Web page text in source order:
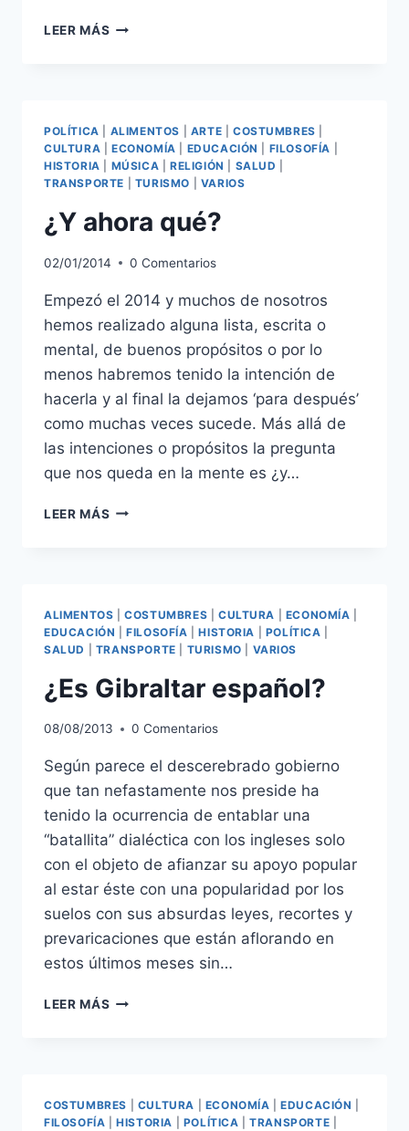
LEER MÁS DIME
QUE
TE
«HONRADEZ»
POLÍTICA ALIMENTOS ARTE COSTUMBRES
CULTURA
ECONOMÍA EDUCACIÓN FILOSOFÍA
HISTORIA
MÚSICA RELIGIÓN SALUD
TRANSPORTE
TURISMO VARIOS
¿Y ahora qué?
02/01/2014 0 Comentarios
Empezó el 2014 y muchos de nosotros
hemos realizado alguna lista, escrita o
mental, de buenos propósitos o por lo
menos habremos tenido la intención de
hacerla y al final la dejamos ‘para después’
como muchas veces sucede. Más allá de
las intenciones o propósitos la pregunta
que nos queda en la mente es ¿y…
LEER MÁS ¿Y
ALIMENTOS |COSTUMBRES CULTURA ECONOMÍA
EDUCACIÓN |FILOSOFÍA |HISTORIA POLÍTICA
SALUD
TRANSPORTE TURISMO VARIOS
¿Es Gibraltar español?
08/08/2013 0 Comentarios
Según parece el descerebrado gobierno
que tan nefastamente nos preside ha
tenido la ocurrencia de entablar una
“batallita” dialéctica con los ingleses solo
con el objeto de afianzar su apoyo popular
al estar éste con una popularidad por los
suelos con sus absurdas leyes, recortes y
prevaricaciones que están aflorando en
estos últimos meses sin…
LEER MÁS ¿ES
COSTUMBRES CULTURA ECONOMÍA |EDUCACIÓN
FILOSOFÍA |HISTORIA POLÍTICA |TRANSPORTE